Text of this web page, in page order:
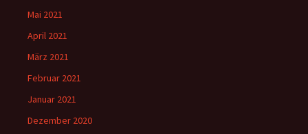
Mai 2021
April 2021
März 2021
Februar 2021
Januar 2021
Dezember 2020